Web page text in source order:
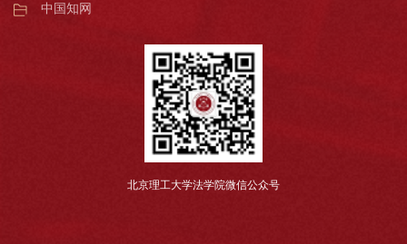
中国知网
北京理工大学法学院微信公众号